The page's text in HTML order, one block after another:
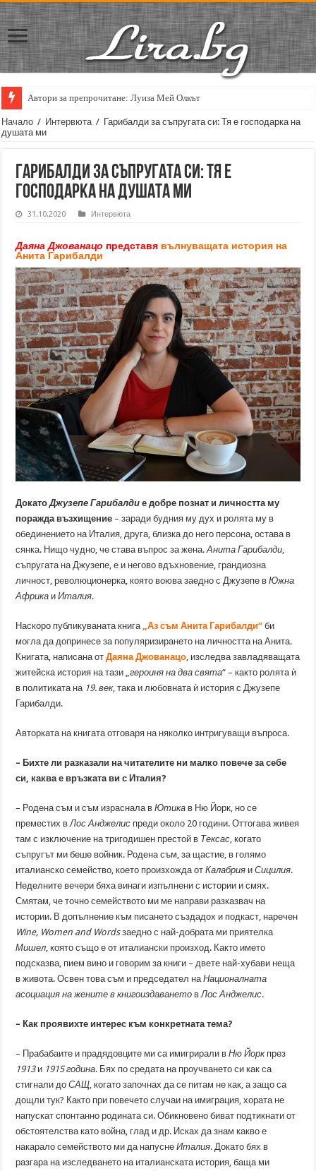
Автори за препрочитане: Луиза Мей Олкът
Кирил Кадийски: „Плачът на големия поет винаги е и сила, и
Начало / Интервюта / Гарибалди за съпругата си: Тя е господарка на
душата ми
Гарибалди за съпругата си: Тя е
господарка на душата ми
31.10.2020 Интервюта
Даяна Джованацо представя вълнуващата история на
Анита Гарибалди
ДокатоДжузепе Гарибалди е добре познат и личността му
поражда възхищение – заради будния му дух и ролята му в
обединението на Италия, друга, близка до него персона, остава в
сянка. Нищо чудно, че става въпрос за жена.Анита Гарибалди
съпругата на Джузепе, е и негово вдъхновение, грандиозна
личност, революционерка, която воюва заедно с Джузепе вЮжна
Африка иИталия.
Наскоро публикуваната книга „Аз съм Анита Гарибалди“ би
могла да допринесе за популяризирането на личността на Анита.
Книгата, написана отДаяна Джованацо , изследва завладяващата
житейска история на тази „героиня на два свята“ – както ролята ѝ
в политиката на 19. век, така и любовната ѝ история с Джузепе
Гарибалди.
Авторката на книгата отговаря на няколко интригуващи въпроса.
– Бихте ли разказали на читателите ни малко повече за себе
си, каква е връзката ви с Италия?
– Родена съм и съм израснала вЮтика в Ню Йорк, но се
преместих вЛос Анджелис преди около 20 години. Оттогава живея
там с изключение на тригодишен престой в Тексас , когато
съпругът ми беше войник. Родена съм, за щастие, в голямо
италианско семейство, което произхожда отКалабрия иСицилия.
Неделните вечери бяха винаги изпълнени с истории и смях.
Смятам, че точно семейството ми ме направи разказвач на
истории. В допълнение към писането създадох и подкаст, наречен
Wine, Women and Wordsзаедно с най-добрата ми приятелка
Мишел , която също е от италиански произход. Както името
подсказва, пием вино и говорим за книги – двете най-хубави неща
в живота. Освен това съм и председател наНационалната
асоциация на жените в книгоиздаването вЛос Анджелис.
– Как проявихте интерес към конкретната тема?
– Прабабаите и прадядовците ми са имигрирали вНю Йоркпрез
1913и 1915 година. Бях по средата на проучването си как са
стигнали доСАЩ , когато започнах да се питам не как, а защо са
дощли тук? Както при повечето случаи на имиграция, хората не
напускат спонтанно родината си. Обикновено биват подтикнати от
обстоятелства като война, глад и др. Исках да знам какво е
накарало семейството ми да напуснеИталия. Докато бях в
разгара на изследването на италианската история, баща ми